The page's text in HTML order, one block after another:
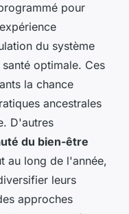
pour
du système
optimale. Ces
la chance
ancestrales
D'autres
du bien-être
au long de l'année,
leurs
approches